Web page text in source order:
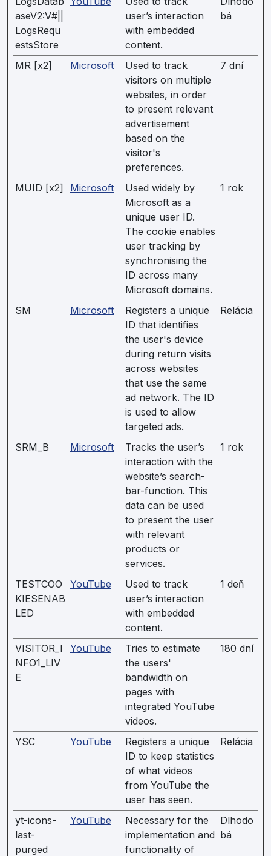
aseV2:V#||
LogsRequ
estsStore
user’s interaction
with embedded
content.
bá
MR [x2] Microsoft
Used to track
visitors on multiple
websites, in order
to present relevant
advertisement
based on the
visitor's
preferences.
7 dní
MUID [x2] Microsoft
Used widely by
Microsoft as a
unique user ID.
The cookie enables
user tracking by
synchronising the
ID across many
Microsoft domains.
1 rok
SM Microsoft
Registers a unique
ID that identifies
the user's device
during return visits
across websites
that use the same
ad network. The ID
is used to allow
targeted ads.
Relácia
SRM_B Microsoft
Tracks the user’s
interaction with the
website’s search-
bar-function. This
data can be used
to present the user
with relevant
products or
services.
1 rok
TESTCOO
KIESENAB
LED
YouTube
Used to track
user’s interaction
with embedded
content.
1 deň
VISITOR_I
NFO1_LIV
E
YouTube
Tries to estimate
the users'
bandwidth on
pages with
integrated YouTube
videos.
180 dní
YSC YouTube
Registers a unique
ID to keep statistics
of what videos
from YouTube the
user has seen.
Relácia
yt-icons-
last-
purged
YouTube
Necessary for the
implementation and
functionality of
Dlhodo
bá